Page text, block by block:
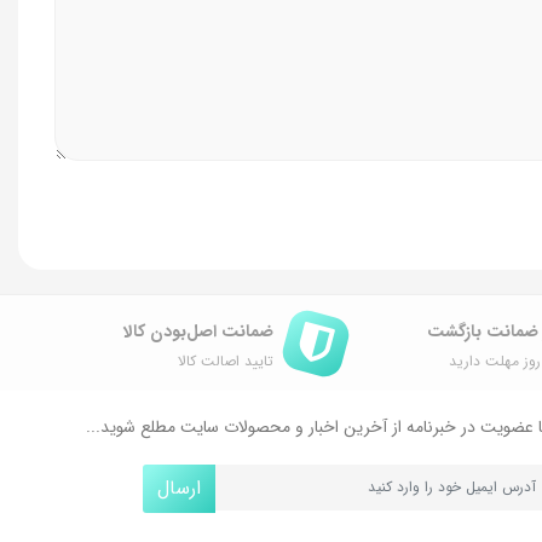
مهلت دارید
ضمانت اصل‌بودن کالا
تایید اصالت کالا
عضویت در خبرنامه از آخرین اخبار و محصولات سایت مطلع شوید...
ارسال